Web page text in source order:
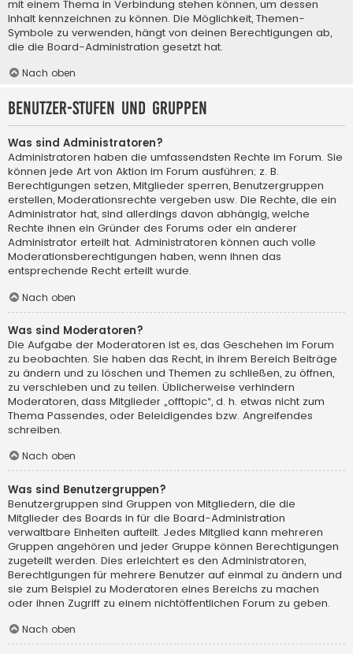
mit einem Thema in Verbindung stehen können, um dessen
Inhalt kennzeichnen zu können. Die Möglichkeit, Themen-
Symbole zu verwenden, hängt von deinen Berechtigungen ab,
die die Board-Administration gesetzt hat.
Nach oben
Benutzer-Stufen und Gruppen
Was sind Administratoren?
Administratoren haben die umfassendsten Rechte im Forum. Sie
können jede Art von Aktion im Forum ausführen; z. B.
Berechtigungen setzen, Mitglieder sperren, Benutzergruppen
erstellen, Moderationsrechte vergeben usw. Die Rechte, die ein
Administrator hat, sind allerdings davon abhängig, welche
Rechte ihnen ein Gründer des Forums oder ein anderer
Administrator erteilt hat. Administratoren können auch volle
Moderationsberechtigungen haben, wenn ihnen das
entsprechende Recht erteilt wurde.
Nach oben
Was sind Moderatoren?
Die Aufgabe der Moderatoren ist es, das Geschehen im Forum
zu beobachten. Sie haben das Recht, in ihrem Bereich Beiträge
zu ändern und zu löschen und Themen zu schließen, zu öffnen,
zu verschieben und zu teilen. Üblicherweise verhindern
Moderatoren, dass Mitglieder „offtopic“, d. h. etwas nicht zum
Thema Passendes, oder Beleidigendes bzw. Angreifendes
schreiben.
Nach oben
Was sind Benutzergruppen?
Benutzergruppen sind Gruppen von Mitgliedern, die die
Mitglieder des Boards in für die Board-Administration
verwaltbare Einheiten aufteilt. Jedes Mitglied kann mehreren
Gruppen angehören und jeder Gruppe können Berechtigungen
zugeteilt werden. Dies erleichtert es den Administratoren,
Berechtigungen für mehrere Benutzer auf einmal zu ändern und
sie zum Beispiel zu Moderatoren eines Bereichs zu machen
oder ihnen Zugriff zu einem nichtöffentlichen Forum zu geben.
Nach oben